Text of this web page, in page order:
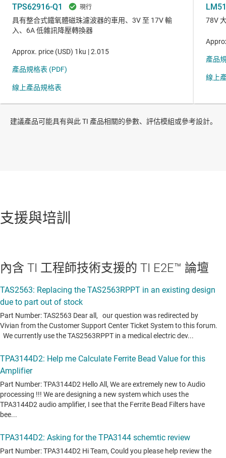
建議產品可能具有與此 TI 產品相關的參數、評估模組或參考設計。
支援與培訓
內含 TI 工程師技術支援的 TI E2E™ 論壇